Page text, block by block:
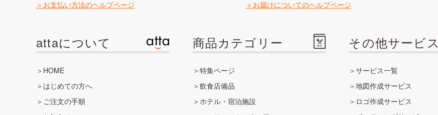
お支払い方法のヘルプページ
お届けについてのヘルプページ
attaについて
HOME
はじめての方へ
ご注文の手順
商品カテゴリー
特集ページ
飲食店備品
ホテル・宿泊施設
その他サービス
サービス一覧
地図作成サービス
ロゴ作成サービス